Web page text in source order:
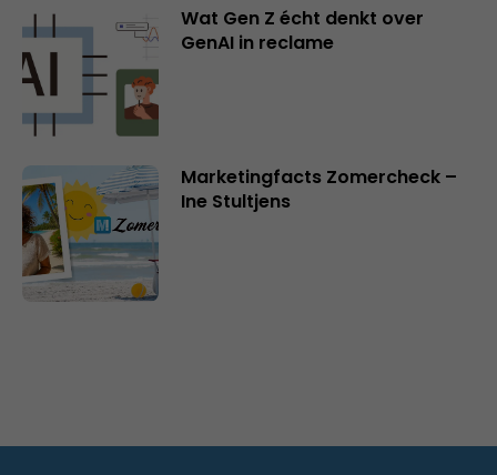
Wat Gen Z écht denkt over
GenAI in reclame
Marketingfacts Zomercheck –
Ine Stultjens